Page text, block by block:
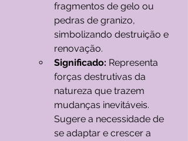
fragmentos de gelo ou
pedras de granizo,
simbolizando destruição e
renovação.
Significado: Representa
forças destrutivas da
natureza que trazem
mudanças inevitáveis.
Sugere a necessidade de
se adaptar e crescer a